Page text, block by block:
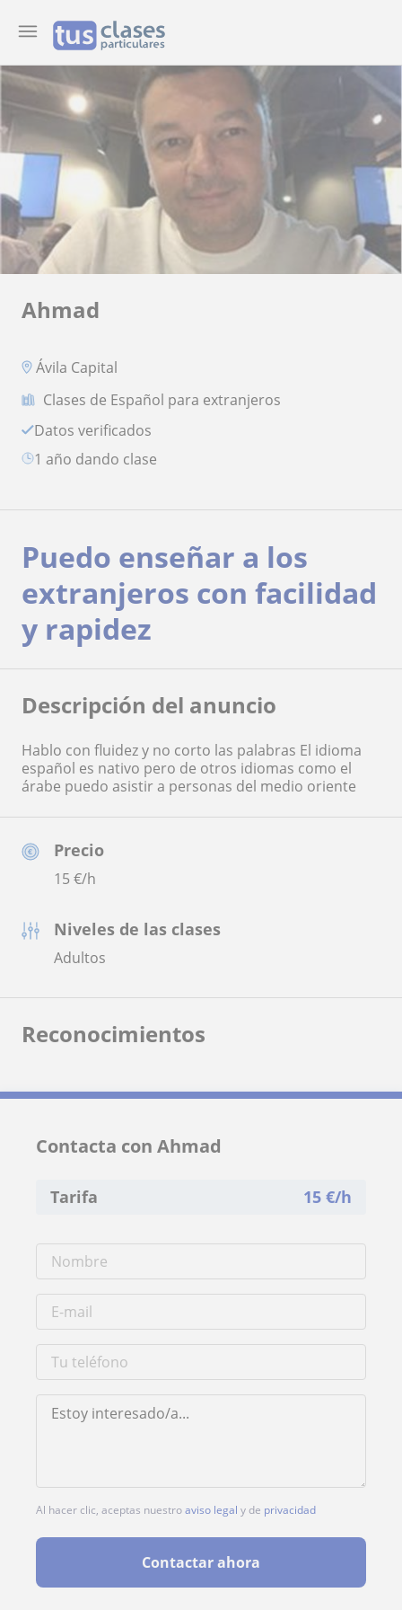
Ahmad
Ávila Capital
Clases de Español para extranjeros
Datos verificados
1 año dando clase
Precio
15€/h
Niveles de las clases
Adultos
Puedo enseñar a los
extranjeros con facilidad
y rapidez
Descripción del anuncio
Hablo con fluidez y no corto las palabras El idioma
español es nativo pero de otros idiomas como el
árabe puedo asistir a personas del medio oriente
Reconocimientos
Contacta con Ahmad
Tarifa 15 €/h
Al hacer clic, aceptas nuestroaviso legal y de privacidad
Contactar ahora